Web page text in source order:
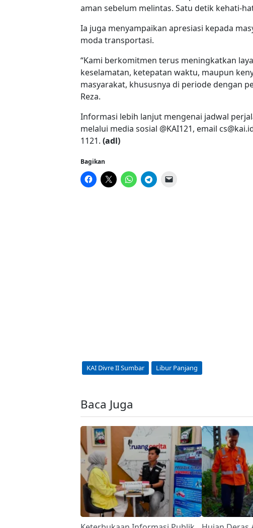
aman sebelum melintas. Satu detik kehati-
Ia juga menyampaikan apresiasi kepada
moda transportasi.
“Kami berkomitmen terus meningkatkan
keselamatan, ketepatan waktu, maupun
masyarakat, khususnya di periode dengan
Reza.
Informasi lebih lanjut mengenai jadwal
melalui media sosial @KAI121, email
1121. (adl)
Bagikan
KAI Divre II Sumbar Libur Panjang
Baca Juga